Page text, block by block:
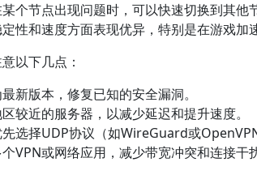
个节点出现问题时，可以快速切换到其
性和速度方面表现优异，特别是在游戏加
以下几点：
新版本，修复已知的安全漏洞。
较近的服务器，以减少延迟和提升速度。
选择UDP协议（如WireGuard或
VPN或网络应用，减少带宽冲突和连接干扰